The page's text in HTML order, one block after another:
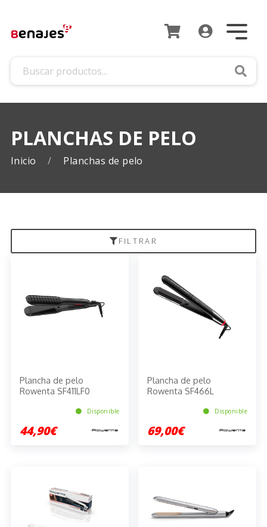
PLANCHAS DE PELO
Inicio Planchas de pelo
FILTRAR
Plancha de pelo
Rowenta SF411LF0
Disponible
44,90€
Plancha de pelo
Rowenta SF466L
Disponible
69,00€